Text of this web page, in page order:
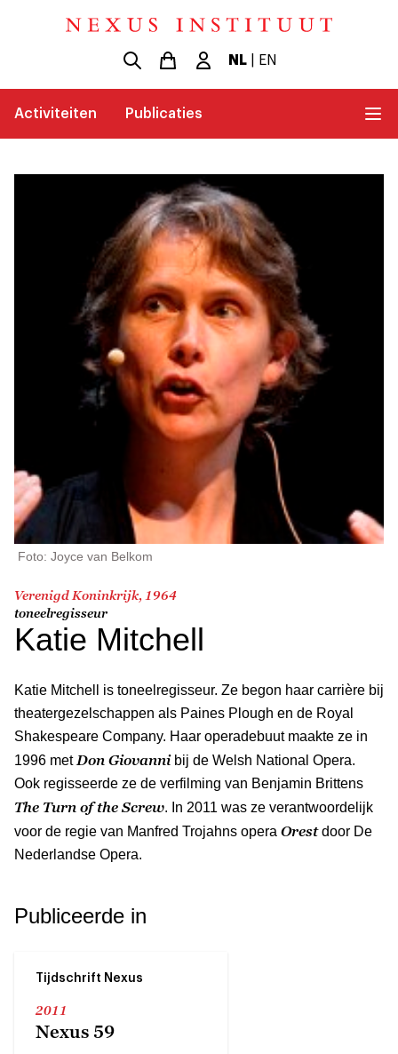
NL| EN
Activiteiten Publicaties
Foto: Joyce van Belkom
Verenigd Koninkrijk, 1964
toneelregisseur
Katie Mitchell
Katie Mitchell is toneelregisseur. Ze begon haar carrière bij
theatergezelschappen als Paines Plough en de Royal
Shakespeare Company. Haar operadebuut maakte ze in
1996 met Don Giovannibij de Welsh National Opera.
Ook regisseerde ze de verfilming van Benjamin Brittens
The Turn of the Screw. In 2011 was ze verantwoordelijk
voor de regie van Manfred Trojahns opera Orestdoor De
Nederlandse Opera.
Publiceerde in
Tijdschrift Nexus
2011
Nexus 59